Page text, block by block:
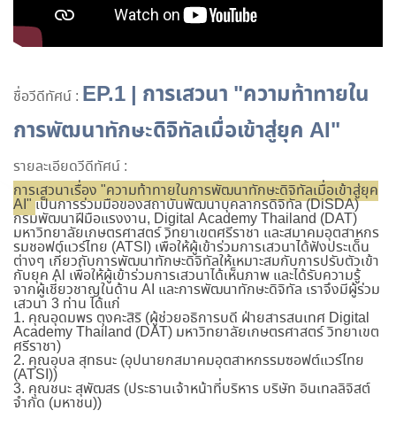
ชื่อวีดีทัศน์ : EP.1 | การเสวนา "ความท้าทายใน
การพัฒนาทักษะดิจิทัลเมื่อเข้าสู่ยุค AI"
รายละเอียดวีดีทัศน์ :
การเสวนาเรื่อง "ความท้าทายในการพัฒนาทักษะดิจิทัลเมื่อเข้าสู่ยุค
AI" เป็นการร่วมมือของสถาบันพัฒนาบุคลากรดิจิทัล (DiSDA)
กรมพัฒนาฝีมือแรงงาน, Digital Academy Thailand (DAT)
มหาวิทยาลัยเกษตรศาสตร์ วิทยาเขตศรีราชา และสมาคมอุตสาหกร
รมชอฟต์แวร์ไทย (ATSI) เพื่อให้ผู้เข้าร่วมการเสวนาได้ฟังประเด็น
ต่างๆ เกี่ยวกับการพัฒนาทักษะดิจิทัลให้เหมาะสมกับการปรับตัวเข้า
กับยุค Al เพื่อให้ผู้เข้าร่วมการเสวนาได้เห็นภาพ และได้รับความรู้
จากผู้เชี่ยวชาญในด้าน AI และการพัฒนาทักษะดิจิทัล เราจึงมีผู้ร่วม
เสวนา 3 ท่าน ได้แก่
1. คุณอุดมพร ตุงคะสิริ (ผู้ช่วยอธิการบดี ฝ่ายสารสนเทศ Digital
Academy Thailand (DAT) มหาวิทยาลัยเกษตรศาสตร์ วิทยาเขต
ศรีราชา)
2. คุณอุบล สุทธนะ (อุปนายกสมาคมอุตสาหกรรมซอฟต์แวร์ไทย
(ATSI))
3. คุณชนะ สุพัฒสร (ประธานเจ้าหน้าที่บริหาร บริษัท อินเทลลิจิสต์
จำกัด (มหาชน))